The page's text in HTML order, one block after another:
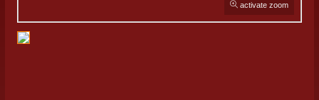
activate zoom